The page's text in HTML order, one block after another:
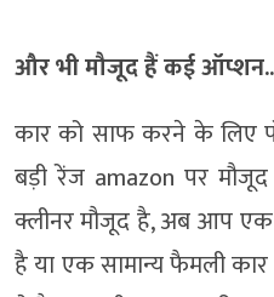
और भी मौजूद हैं कई ऑप्शन..
कार को साफ करने के लिए
बड़ी रेंज amazon पर
क्लीनर मौजूद है, अब आप एक
है या एक सामान्य फैमली